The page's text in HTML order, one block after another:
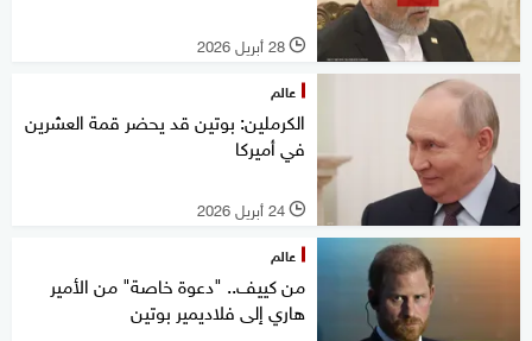
l 28 أبريل 2026
عالم
الكرملين: بوتين قد يحضر قمة العشرين
في أميركا
l 24 أبريل 2026
عالم
من كييف.. "دعوة خاصة" من الأمير
هاري إلى فلاديمير بوتين